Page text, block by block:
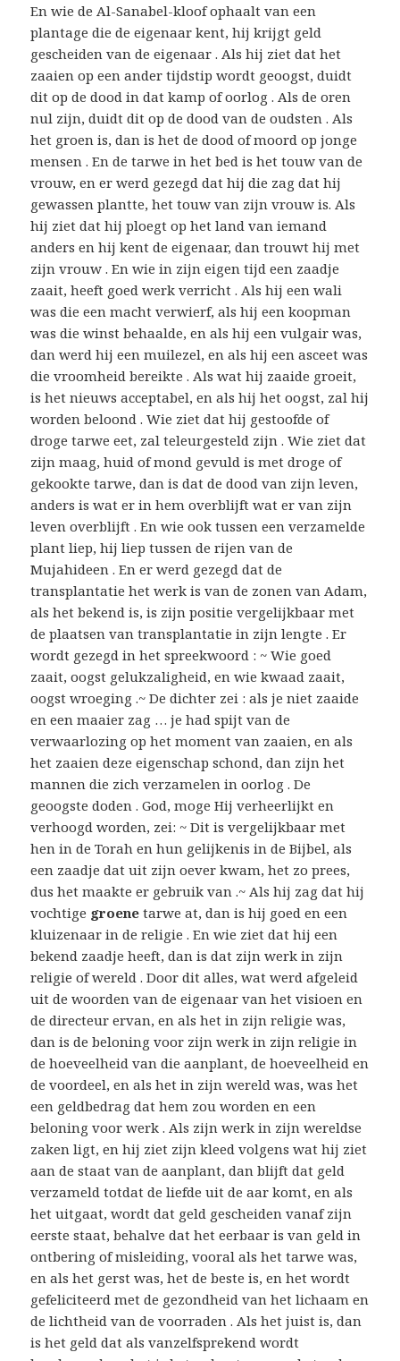
En wie de Al-Sanabel-kloof ophaalt van een
plantage die de eigenaar kent, hij krijgt geld
gescheiden van de eigenaar . Als hij ziet dat het
zaaien op een ander tijdstip wordt geoogst, duidt
dit op de dood in dat kamp of oorlog . Als de oren
nul zijn, duidt dit op de dood van de oudsten . Als
het groen is, dan is het de dood of moord op jonge
mensen . En de tarwe in het bed is het touw van de
vrouw, en er werd gezegd dat hij die zag dat hij
gewassen plantte, het touw van zijn vrouw is. Als
hij ziet dat hij ploegt op het land van iemand
anders en hij kent de eigenaar, dan trouwt hij met
zijn vrouw . En wie in zijn eigen tijd een zaadje
zaait, heeft goed werk verricht . Als hij een wali
was die een macht verwierf, als hij een koopman
was die winst behaalde, en als hij een vulgair was,
dan werd hij een muilezel, en als hij een asceet was
die vroomheid bereikte . Als wat hij zaaide groeit,
is het nieuws acceptabel, en als hij het oogst, zal hij
worden beloond . Wie ziet dat hij gestoofde of
droge tarwe eet, zal teleurgesteld zijn . Wie ziet dat
zijn maag, huid of mond gevuld is met droge of
gekookte tarwe, dan is dat de dood van zijn leven,
anders is wat er in hem overblijft wat er van zijn
leven overblijft . En wie ook tussen een verzamelde
plant liep, hij liep tussen de rijen van de
Mujahideen . En er werd gezegd dat de
transplantatie het werk is van de zonen van Adam,
als het bekend is, is zijn positie vergelijkbaar met
de plaatsen van transplantatie in zijn lengte . Er
wordt gezegd in het spreekwoord : ~ Wie goed
zaait, oogst gelukzaligheid, en wie kwaad zaait,
oogst wroeging .~ De dichter zei : als je niet zaaide
en een maaier zag … je had spijt van de
verwaarlozing op het moment van zaaien, en als
het zaaien deze eigenschap schond, dan zijn het
mannen die zich verzamelen in oorlog . De
geoogste doden . God, moge Hij verheerlijkt en
verhoogd worden, zei: ~ Dit is vergelijkbaar met
hen in de Torah en hun gelijkenis in de Bijbel, als
een zaadje dat uit zijn oever kwam, het zo prees,
dus het maakte er gebruik van .~ Als hij zag dat hij
vochtige groene tarwe at, dan is hij goed en een
kluizenaar in de religie . En wie ziet dat hij een
bekend zaadje heeft, dan is dat zijn werk in zijn
religie of wereld . Door dit alles, wat werd afgeleid
uit de woorden van de eigenaar van het visioen en
de directeur ervan, en als het in zijn religie was,
dan is de beloning voor zijn werk in zijn religie in
de hoeveelheid van die aanplant, de hoeveelheid en
de voordeel, en als het in zijn wereld was, was het
een geldbedrag dat hem zou worden en een
beloning voor werk . Als zijn werk in zijn wereldse
zaken ligt, en hij ziet zijn kleed volgens wat hij ziet
aan de staat van de aanplant, dan blijft dat geld
verzameld totdat de liefde uit de aar komt, en als
het uitgaat, wordt dat geld gescheiden vanaf zijn
eerste staat, behalve dat het eerbaar is van geld in
ontbering of misleiding, vooral als het tarwe was,
en als het gerst was, het de beste is, en het wordt
gefeliciteerd met de gezondheid van het lichaam en
de lichtheid van de voorraden . Als het juist is, dan
is het geld dat als vanzelfsprekend wordt